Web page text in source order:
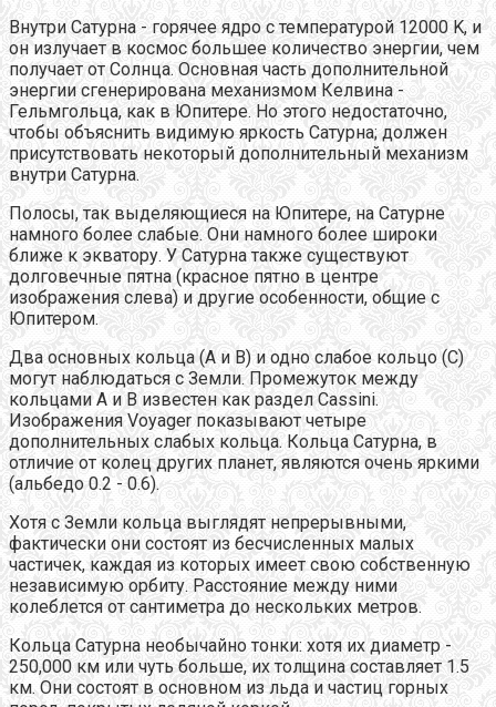
Внутри Сатурна - горячее ядро с температурой 12000 K, и
он излучает в космос большее количество энергии, чем
получает от Солнца. Основная часть дополнительной
энергии сгенерирована механизмом Келвина -
Гельмгольца, как в Юпитере. Но этого недостаточно,
чтобы объяснить видимую яркость Сатурна; должен
присутствовать некоторый дополнительный механизм
внутри Сатурна.
Полосы, так выделяющиеся на Юпитере, на Сатурне
намного более слабые. Они намного более широки
ближе к экватору. У Сатурна также существуют
долговечные пятна (красное пятно в центре
изображения слева) и другие особенности, общие с
Юпитером.
Два основных кольца (А и B) и одно слабое кольцо (C)
могут наблюдаться с Земли. Промежуток между
кольцами А и B известен как раздел Cassini.
Изображения Voyager показывают четыре
дополнительных слабых кольца. Кольца Сатурна, в
отличие от колец других планет, являются очень яркими
(альбедо 0.2 - 0.6).
Хотя с Земли кольца выглядят непрерывными,
фактически они состоят из бесчисленных малых
частичек, каждая из которых имеет свою собственную
независимую орбиту. Расстояние между ними
колеблется от сантиметра до нескольких метров.
Кольца Сатурна необычайно тонки: хотя их диаметр -
250,000 км или чуть больше, их толщина составляет 1.5
км. Они состоят в основном из льда и частиц горных